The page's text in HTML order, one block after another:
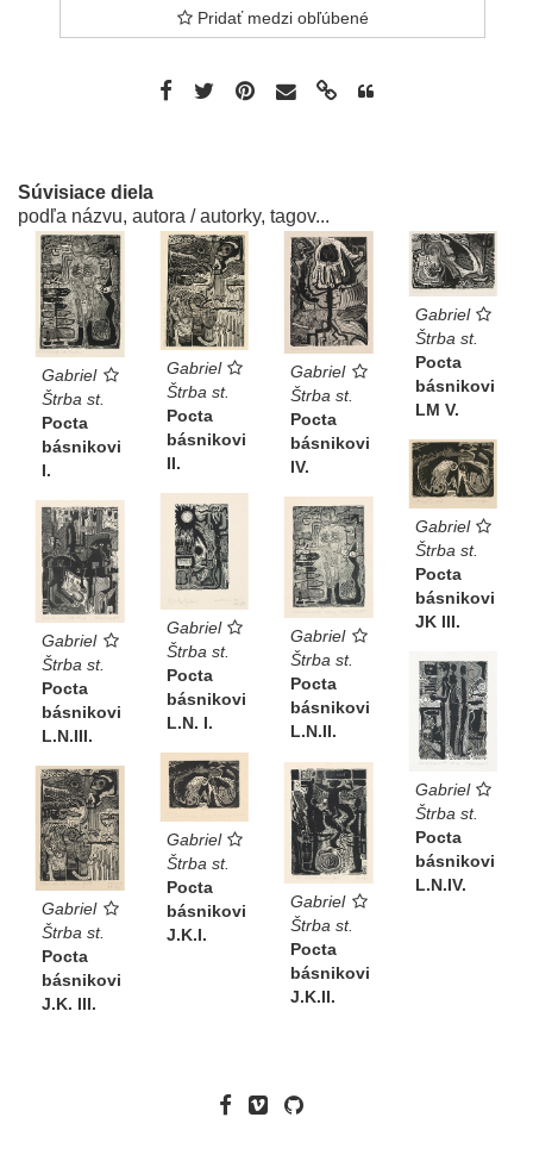
Pridať medzi obľúbené
Súvisiace diela
podľa názvu, autora / autorky, tagov...
Gabriel
Štrba st.
Pocta
básnikovi
I.
Gabriel
Štrba st.
Pocta
básnikovi
II.
Gabriel
Štrba st.
Pocta
básnikovi
IV.
Gabriel
Štrba st.
Pocta
básnikovi
LM V.
Gabriel
Štrba st.
Pocta
básnikovi
JK III.
Gabriel
Štrba st.
Pocta
básnikovi
L.N. I.
Gabriel
Štrba st.
Pocta
básnikovi
L.N.II.
Gabriel
Štrba st.
Pocta
básnikovi
L.N.III.
Gabriel
Štrba st.
Pocta
básnikovi
L.N.IV.
Gabriel
Štrba st.
Pocta
básnikovi
J.K.I.
Gabriel
Štrba st.
Pocta
básnikovi
J.K.II.
Gabriel
Štrba st.
Pocta
básnikovi
J.K. III.